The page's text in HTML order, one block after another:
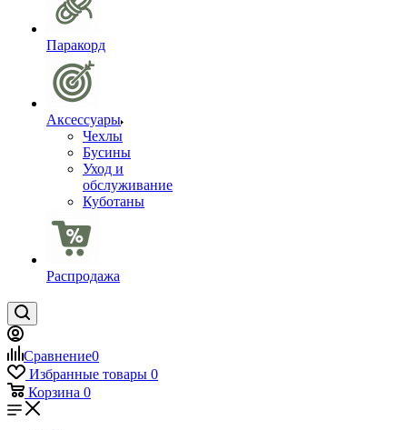
Паракорд
Аксессуары
Чехлы
Бусины
Уход и
обслуживание
Куботаны
Распродажа
Сравнение0
Избранные товары 0
Корзина 0